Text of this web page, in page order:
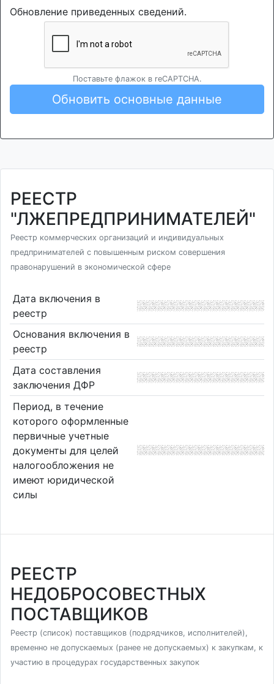
Обновление приведенных сведений.
Поставьте флажок в reCAPTCHA.
Обновить основные данные
РЕЕСТР
"ЛЖЕПРЕДПРИНИМАТЕЛЕЙ"
Реестр коммерческих организаций и индивидуальных
предпринимателей с повышенным риском совершения
правонарушений в экономической сфере
Дата включения в
реестр
Основания включения в
реестр
Дата составления
заключения ДФР
Период, в течение
которого оформленные
первичные учетные
документы для целей
налогообложения не
имеют юридической
силы
РЕЕСТР
НЕДОБРОСОВЕСТНЫХ
ПОСТАВЩИКОВ
Реестр (список) поставщиков (подрядчиков, исполнителей),
временно не допускаемых (ранее не допускаемых) к закупкам, к
участию в процедурах государственных закупок